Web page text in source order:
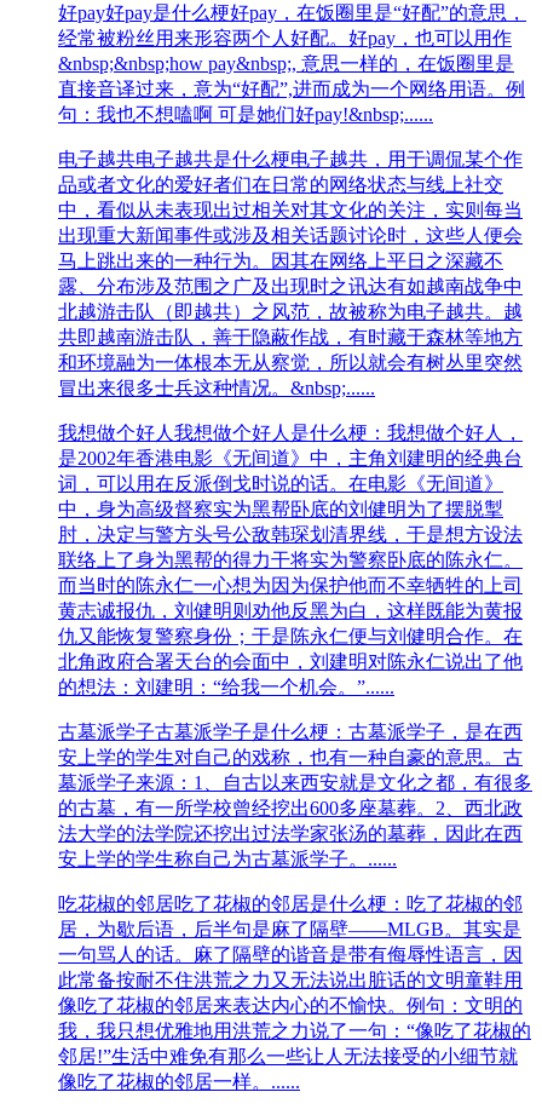
好pay好pay是什么梗好pay，在饭圈里是“好配”的意思，
经常被粉丝用来形容两个人好配。好pay，也可以用作
&nbsp;&nbsp;how pay&nbsp;, 意思一样的，在饭圈里是
直接音译过来，意为“好配”,进而成为一个网络用语。例
句：我也不想嗑啊 可是她们好pay!&nbsp;......
电子越共电子越共是什么梗电子越共，用‌‌‌‌‌‌‌‌‌‌‌于调侃某个作
品或者文化的爱好者们在日常的网络状态与线上社交
中，看似从未表现出过相关对其文化的关注，实则每当
出现重大新闻事件或涉及相关话题讨论时，这些人便会
马上跳出来的一种行为。因其在网络上平日之深藏不
露、分布涉及范围之广及出现时之讯达有如越南战争中
北越游击队（即越共）之风范，故被称为电子越共。越
共即越南游击队，善于隐蔽作战，有时藏于森林等地方
和环境融为一体根本无从察觉，所以就会有树丛里突然
冒出来很多士兵这种情况。&nbsp;......
我想做个好人我想做个好人是什么梗：我想做个好人，
是2002年香港电影《无间道》中，主角刘建明的经典台
词，可以用在反派倒戈时说的话。在电影《无间道》
中，身为高级督察实为黑帮卧底的刘健明为了摆脱掣
肘，决定与警方头号公敌韩琛划清界线，于是想方设法
联络上了身为黑帮的得力干将实为警察卧底的陈永仁。
而当时的陈永仁一心想为因为保护他而不幸牺牲的上司
黄志诚报仇，刘健明则劝他反黑为白，这样既能为黄报
仇又能恢复警察身份；于是陈永仁便与刘健明合作。在
北角政府合署天台的会面中，刘建明对陈永仁说出了他
的想法：刘建明：“给我一个机会。”......
古墓派学子古墓派学子是什么梗：古墓派学子，是在西
安上学的学生对自己的戏称，也有一种自豪的意思。古
墓派学子来源：1、自古以来西安就是文化之都，有很多
的古墓，有一所学校曾经挖出600多座墓葬。2、西北政
法大学的法学院还挖出过法学家张汤的墓葬，因此在西
安上学的学生称自己为古墓派学子。......
吃花椒的邻居吃了花椒的邻居是什么梗：吃了花椒的邻
居，为歇后语，后半句是麻了隔壁——MLGB。其实是
一句骂人的话。麻了隔壁的谐音是带有侮辱性语言，因
此常备按耐不住洪荒之力又无法说出脏话的文明童鞋用
像吃了花椒的邻居来表达内心的不愉快。例句：文明的
我，我只想优雅地用洪荒之力说了一句：“像吃了花椒的
邻居!”生活中难免有那么一些让人无法接受的小细节就
像吃了花椒的邻居一样。......